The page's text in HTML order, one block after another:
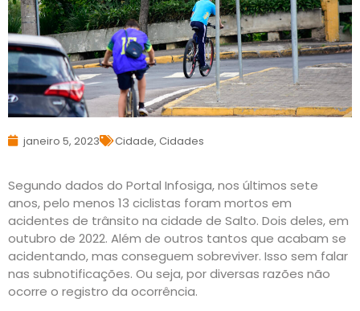
janeiro 5, 2023 Cidade, Cidades
Segundo dados do Portal Infosiga, nos últimos sete
anos, pelo menos 13 ciclistas foram mortos em
acidentes de trânsito na cidade de Salto. Dois deles, em
outubro de 2022. Além de outros tantos que acabam se
acidentando, mas conseguem sobreviver. Isso sem falar
nas subnotificações. Ou seja, por diversas razões não
ocorre o registro da ocorrência.